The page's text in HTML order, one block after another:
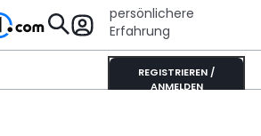
persönlichere
Erfahrung
REGISTRIEREN /
ANMELDEN